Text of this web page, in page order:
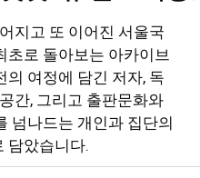
지고 또 이어진 서울국
초로 돌아보는 아카이브
의 여정에 담긴 저자, 독
간, 그리고 출판문화와
넘나드는 개인과 집단의
담았습니다.